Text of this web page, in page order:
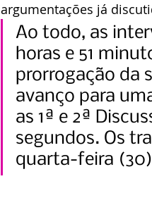
argumentações já
Ao todo, as
horas e 51
prorrogação da
avanço para
as 1ª e 2ª
segundos. Os
quarta-feira